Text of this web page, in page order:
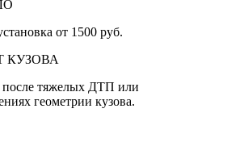
от 1500 руб.
КУЗОВА
после тяжелых ДТП или
геометрии кузова.